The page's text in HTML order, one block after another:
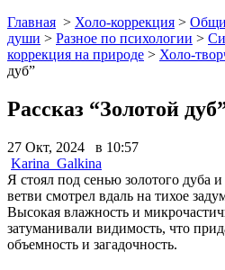
Главная > Холо-коррекция >
души > Разное по психологии >
коррекция на природе > Холо-
дуб”
Рассказ “Золотой
27 Окт, 2024 в 10:57
Karina_Galkina
Я стоял под сенью золотого дуба
ветви смотрел вдаль на тихое
Высокая влажность и
затуманивали видимость, что
объемность и загадочность.